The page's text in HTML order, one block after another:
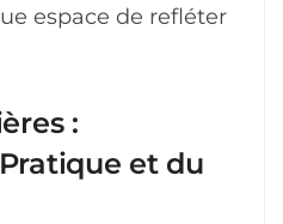
espace de refléter
:
et du